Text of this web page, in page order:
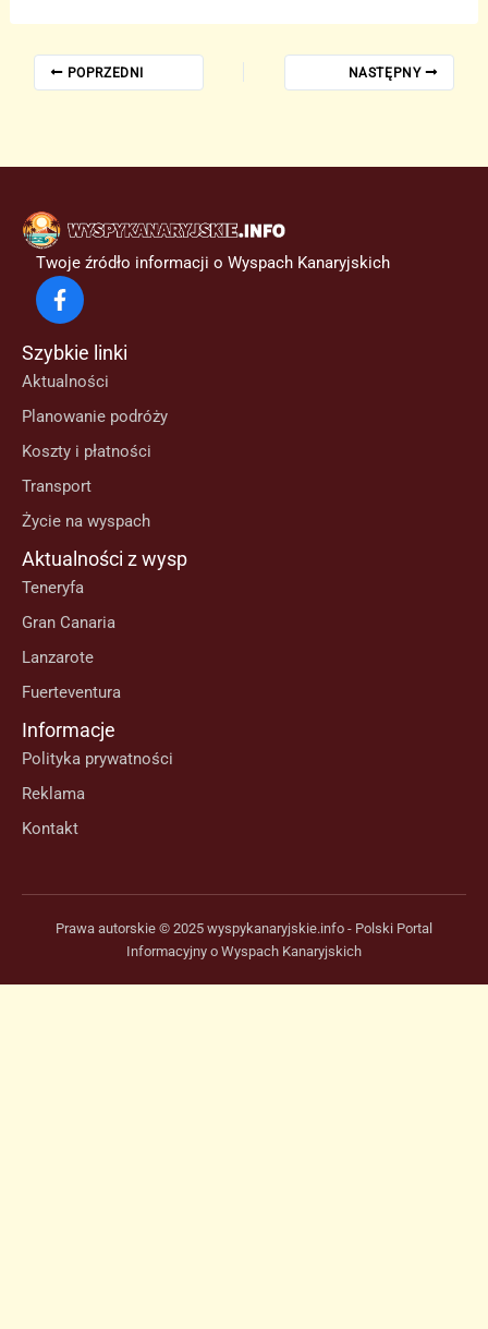
POPRZEDNI NASTĘPNY
Twoje źródło informacji o Wyspach Kanaryjskich
Szybkie linki
Aktualności
Planowanie podróży
Koszty i płatności
Transport
Życie na wyspach
Aktualności z wysp
Teneryfa
Gran Canaria
Lanzarote
Fuerteventura
Informacje
Polityka prywatności
Reklama
Kontakt
Prawa autorskie © 2025 wyspykanaryjskie.info - Polski Portal
Informacyjny o Wyspach Kanaryjskich